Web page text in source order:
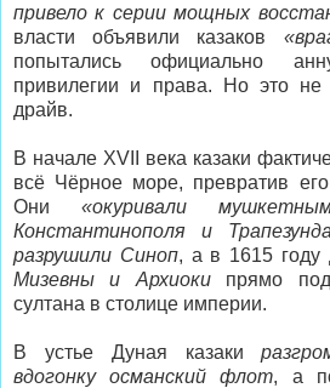
привело к серии мощных
власти объявили казаков
попытались официально
привилегии и права. Но это не
драйв.
В начале XVII века казаки
всё Чёрное море, превратив
Они «окуривали
Константинополя и Трапезунда
разрушили Синоп, а в 1615 году
Мизевны и Архиокипрямо под
султана в столице империи.
В устье Дуная казаки
вдогонку османский флот, а